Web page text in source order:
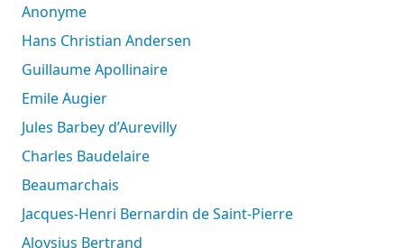
Anonyme
Hans Christian Andersen
Guillaume Apollinaire
Emile Augier
Jules Barbey d’Aurevilly
Charles Baudelaire
Beaumarchais
Jacques-Henri Bernardin de Saint-Pierre
Aloysius Bertrand